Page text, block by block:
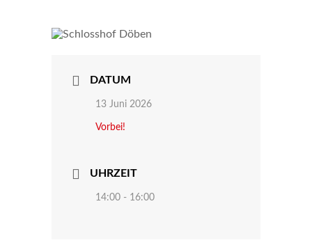
DATUM
13 Juni 2026
Vorbei!
UHRZEIT
14:00 - 16:00